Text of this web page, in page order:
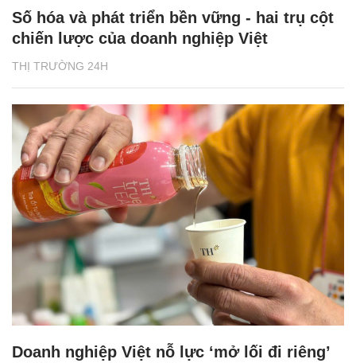
THỊ TRƯỜNG 24H
Số hóa và phát triển bền vững - hai trụ cột
chiến lược của doanh nghiệp Việt
Doanh nghiệp Việt nỗ lực ‘mở lối đi riêng’